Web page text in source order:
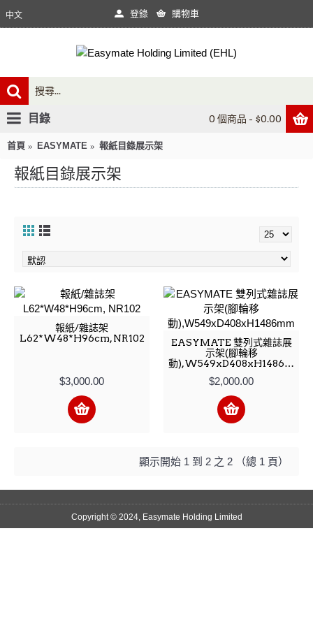
中文 登錄 購物車
0 個商品 - $0.00
目錄
首頁 EASYMATE 報紙目錄展示架
報紙目錄展示架
報紙/雜誌架
L62*W48*H96cm, NR102
$3,000.00
EASYMATE 雙列式雜誌展
示架(腳輪移
動),W549xD408xH1486mm
$2,000.00
顯示開始 1 到 2 之 2 （總 1 頁）
Copyright © 2024, Easymate Holding Limited